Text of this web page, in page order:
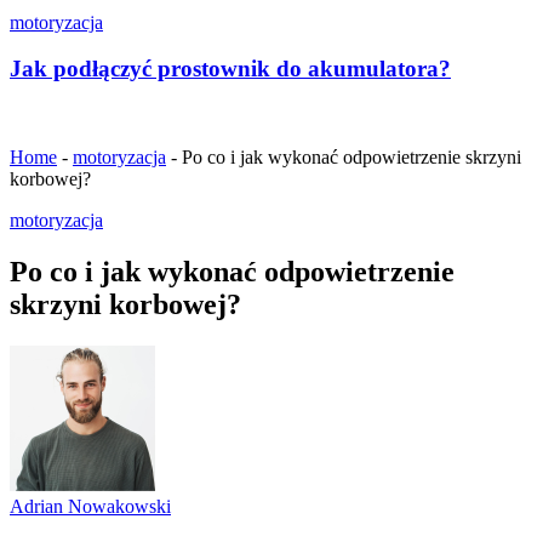
motoryzacja
Jak podłączyć prostownik do akumulatora?
Home - motoryzacja - Po co i jak wykonać odpowietrzenie skrzyni
korbowej?
motoryzacja
Po co i jak wykonać odpowietrzenie
skrzyni korbowej?
Adrian Nowakowski